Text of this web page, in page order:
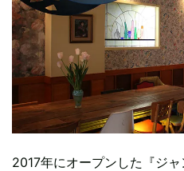
2017年にオープンした『ジ